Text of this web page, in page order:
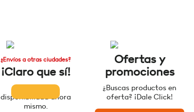
¿Envíos a otras ciudades?
¡Claro que sí!
disponibilidad ahora
mismo.
Ofertas y
promociones
¿Buscas productos en
oferta? ¡Dale Click!